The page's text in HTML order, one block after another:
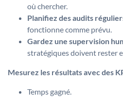
où chercher.
Planifiez des audits
fonctionne comme prévu.
Gardez une supervision
stratégiques doivent rester
Mesurez les résultats avec des
Temps gagné.